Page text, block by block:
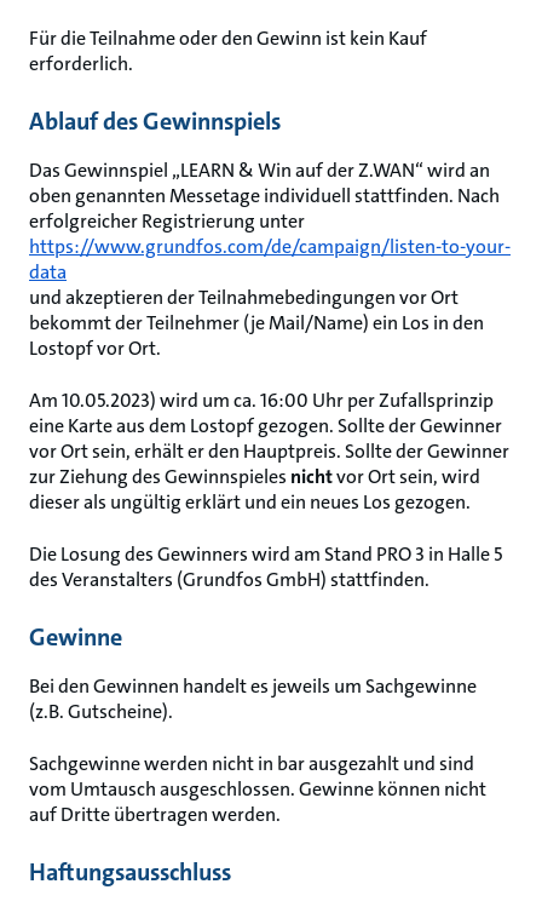
Für die Teilnahme oder den Gewinn ist kein Kauf
erforderlich.
Ablauf des Gewinnspiels
Das Gewinnspiel „LEARN & Win auf der Z.WAN“wird an
oben genannten Messetage individuell stattfinden. Nach
erfolgreicher Registrierung unter
https://www.grundfos.com/de/campaign/listen-to-your-
data
und akzeptieren der Teilnahmebedingungen vor Ort
bekommt der Teilnehmer (je Mail/Name) ein Los in den
Lostopf vor Ort.
Am 10.05.2023) wird um ca. 16:00 Uhr per Zufallsprinzip
eine Karte aus dem Lostopf gezogen. Sollte der Gewinner
vor Ort sein, erhält er den Hauptpreis. Sollte der Gewinner
zur Ziehung des Gewinnspieles nichtvor Ort sein, wird
dieser als ungültig erklärt und ein neues Los gezogen.
Die Losung des Gewinners wird am Stand PRO 3 in Halle 5
des Veranstalters (Grundfos GmbH) stattfinden.
Gewinne
Bei den Gewinnen handelt es jeweils um Sachgewinne
(z.B. Gutscheine).
Sachgewinne werden nicht in bar ausgezahlt und sind
vom Umtausch ausgeschlossen. Gewinne können nicht
auf Dritte übertragen werden.
Haftungsausschluss